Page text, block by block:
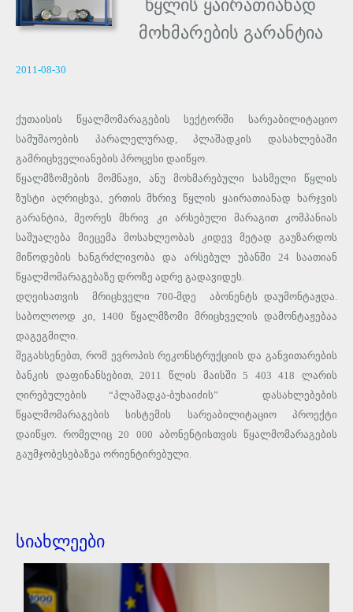
წყლის ყაირათიანად
მოხმარების გარანტია
2011-08-30
ქუთაისის წყალმომარაგების სექტორში სარეაბილიტაციო
სამუშაოების პარალელურად, პლაშადკის დასახლებაში
გამრიცხველიანების პროცესი დაიწყო.
წყალმზომების მომნაჟი, ანუ მოხმარებული სასმელი წყლის
ზუსტი აღრიცხვა, ერთის მხრივ წყლის ყაირათიანად ხარჯვის
გარანტია, მეორეს მხრივ კი არსებული მარაგით კომპანიას
საშუალება მიეცემა მოსახლეობას კიდევ მეტად გაუზარდოს
მიწოდების ხანგრძლივობა და არსებულ უბანში 24 საათიან
წყალმომარაგებაზე დროზე ადრე გადავიდეს.
დღეისათვის მრიცხველი 700-მდე აბონენტს დაუმონტაჟდა.
საბოლოოდ კი, 1400 წყალმზომი მრიცხველის დამონტაჟებაა
დაგეგმილი.
შეგახსენებთ, რომ ევროპის რეკონსტრუქციის და განვითარების
ბანკის დაფინანსებით, 2011 წლის მაისში 5 403 418 ლარის
ღირებულების “პლაშადკა-ბუხაიძის” დასახლებების
წყალმომარაგების სისტემის სარეაბილიტაციო პროექტი
დაიწყო. რომელიც 20 000 აბონენტისთვის წყალმომარაგების
გაუმჯობესებაზეა ორიენტირებული.
სიახლეები